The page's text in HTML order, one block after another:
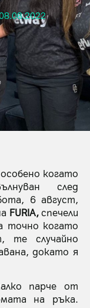
когато
след
6 август,
FURIA,спечели
точно когато
те случайно
докато я
парче от
на ръка.